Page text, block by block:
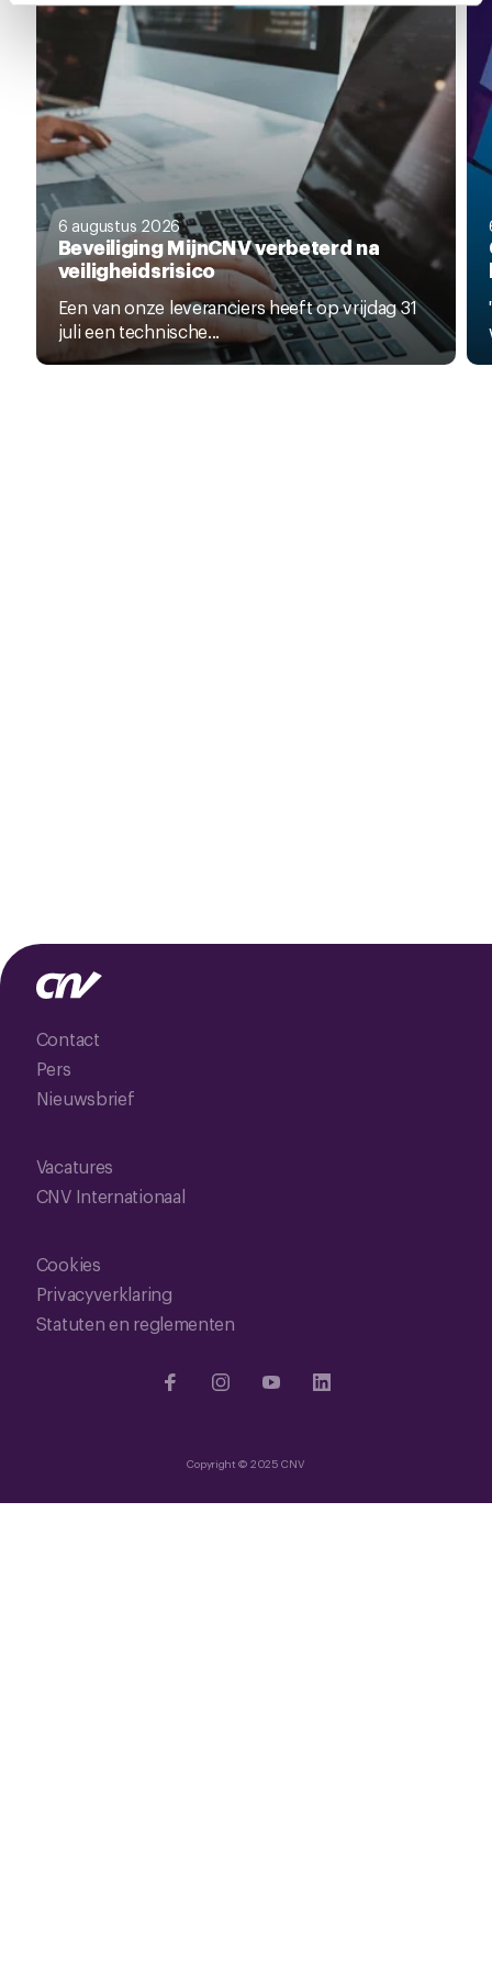
intrekken via decookieverklaringof door te klikken op
het ronde cookie-instellingenicoontje linksonder op de
pagina.
6 augustus 2026
Beveiliging MijnCNV verbeterd na
veiligheidsrisico
Een van onze leveranciers heeft op vrijdag 31
juli een technische...
Contact
Pers
Nieuwsbrief
Vacatures
CNV Internationaal
Cookies
Privacyverklaring
Statuten en reglementen
Copyright © 2025 CNV